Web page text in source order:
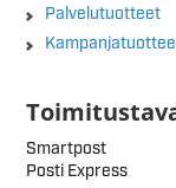
Palvelutuotteet
Smartpost
Posti Express